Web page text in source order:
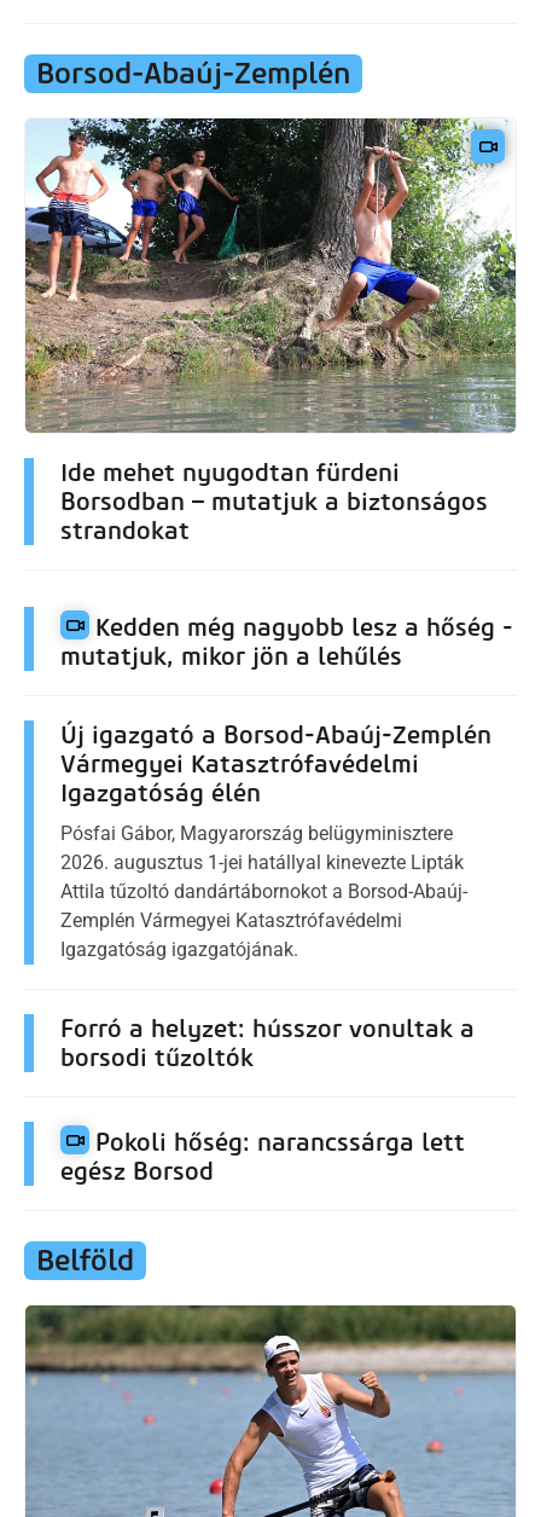
Borsod-Abaúj-Zemplén
Ide mehet nyugodtan fürdeni
Borsodban – mutatjuk a biztonságos
strandokat
Kedden még nagyobb lesz a hőség -
mutatjuk, mikor jön a lehűlés
Új igazgató a Borsod-Abaúj-Zemplén
Vármegyei Katasztrófavédelmi
Igazgatóság élén
Pósfai Gábor, Magyarország belügyminisztere
2026. augusztus 1-jei hatállyal kinevezte Lipták
Attila tűzoltó dandártábornokot a Borsod-Abaúj-
Zemplén Vármegyei Katasztrófavédelmi
Igazgatóság igazgatójának.
Forró a helyzet: hússzor vonultak a
borsodi tűzoltók
Pokoli hőség: narancssárga lett
egész Borsod
Belföld